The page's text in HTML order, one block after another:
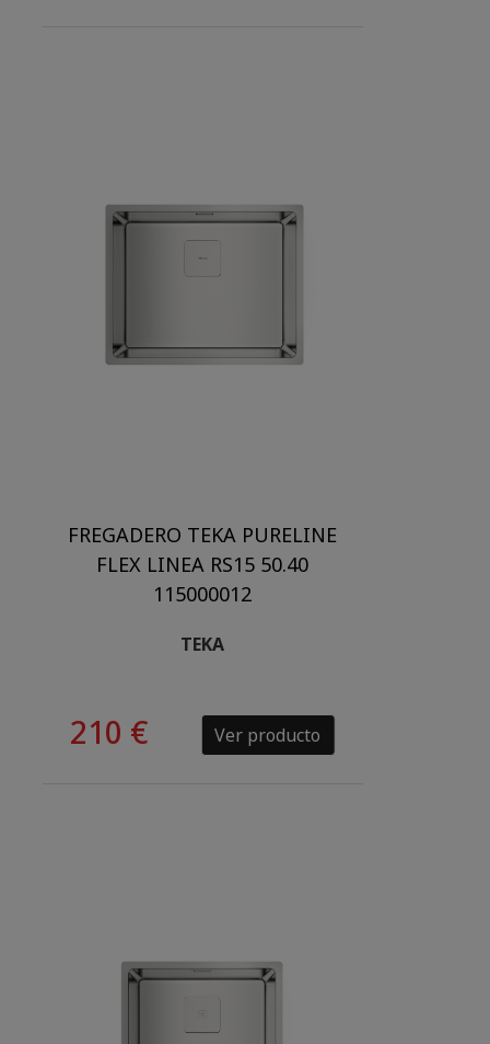
FREGADERO TEKA PURELINE
FLEX LINEA RS15 50.40
115000012
TEKA
210 € Ver producto